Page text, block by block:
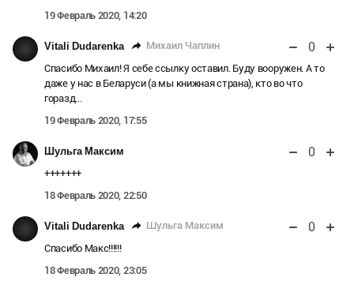
19 Февраль 2020, 14:20
Vitali Dudarenka Михаил Чаплин 0
Спасибо Михаил! Я себе ссылку оставил. Буду вооружен. А то
даже у нас в Беларуси (а мы книжная страна), кто во что
горазд...
19 Февраль 2020, 17:55
Шульга Максим 0
+++++++
18 Февраль 2020, 22:50
Vitali Dudarenka Шульга Максим 0
Спасибо Макс!!!!!!
18 Февраль 2020, 23:05